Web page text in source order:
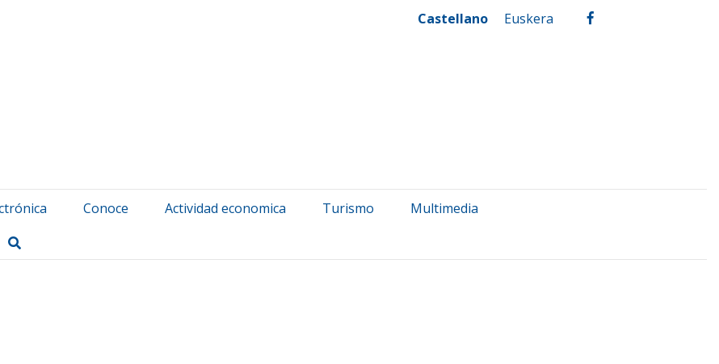
Udala Castellano Euskera facebook
Conoce Actividad economica Turismo
Multimedia